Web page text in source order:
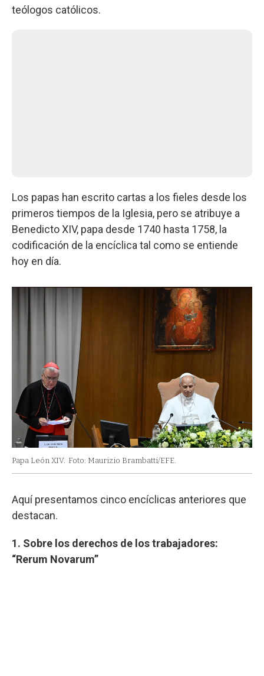
teólogos católicos.
Los papas han escrito cartas a los fieles desde los
primeros tiempos de la Iglesia, pero se atribuye a
Benedicto XIV, papa desde 1740 hasta 1758, la
codificación de la encíclica tal como se entiende
hoy en día.
Papa León XIV. Foto: Maurizio Brambatti/EFE.
Aquí presentamos cinco encíclicas anteriores que
destacan.
1. Sobre los derechos de los trabajadores:
“Rerum Novarum”